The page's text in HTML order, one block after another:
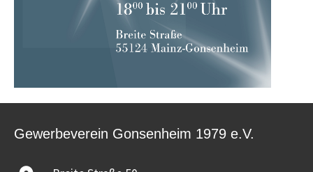
Gewerbeverein Gonsenheim 1979 e.V.